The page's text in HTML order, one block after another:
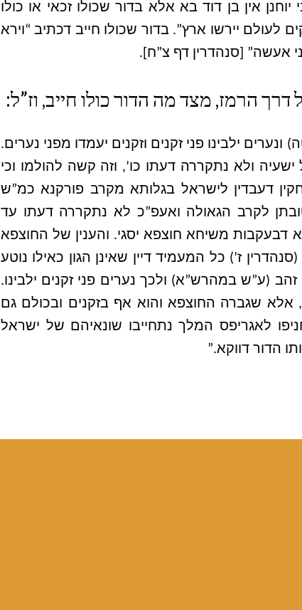
אין בן דוד בא אלא בדור שכולו זכאי או כולו
לעולם יירשו ארץ”. בדור שכולו חייב דכתיב “וירא
אעשה” [סנהדרין דף צ”ח].
הרמז, מצד מה הדור כולו חייב, וז”ל:
ילבינו פני זקנים וזקנים יעמדו מפני נערים.
ולא נתקררה דעתו כו’, וזה קשה להולמו וכי
דעבדין לישראל בגלותא מקרב פורקנא כמ”ש
לקרב הגאולה ואעפ”כ לא נתקררה דעתו עד
דבעקבות משיחא חוצפא יסגי. והענין של החוצפא
ז’) כל המעמיד דיין שאינן הגון כאילו נוטע
(ע”ש במהרש”א) ולכך נערים פני זקנים ילבינו.
אלא שגברה החוצפא והוא אף בזקנים ובכולם גם
לאגריפס המלך נתחייבו שונאיהם של ישראל
הדור דווקא.”